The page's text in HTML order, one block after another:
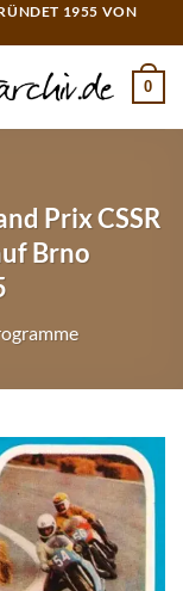
1955 VON
0
Prix CSSR
Brno